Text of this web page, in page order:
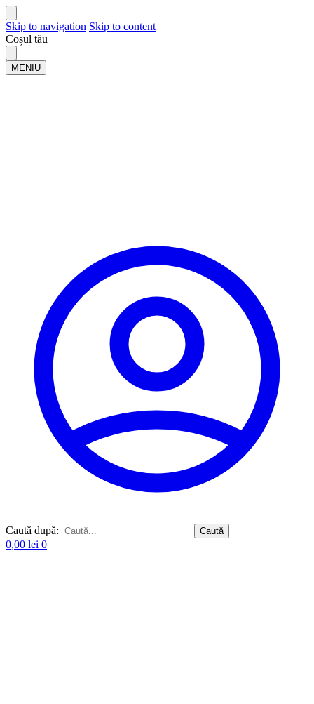
Skip to navigation Skip to content
Coșul tău
MENIU
Caută după: Caută
0,00 lei 0